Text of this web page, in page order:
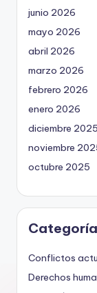
junio 2026
mayo 2026
abril 2026
marzo 2026
febrero 2026
enero 2026
diciembre 2025
noviembre
octubre 2025
Conflictos
Derechos